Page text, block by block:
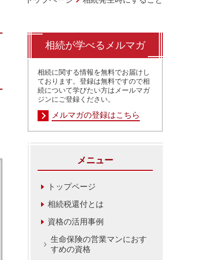
相続が学べるメルマガ
相続に関する情報を無料でお届けし
ております。登録は無料ですので相
続について学びたい方はメールマガ
ジンにご登録ください。
メルマガの登録はこちら
メニュー
トップページ
相続税還付とは
資格の活用事例
生命保険の営業マンにおす
すめの資格